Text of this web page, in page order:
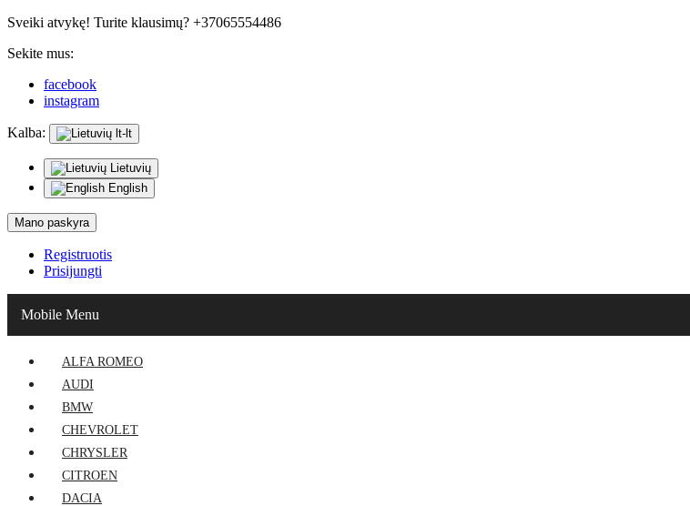
Sveiki atvykę! Turite klausimų? +37065554486
Sekite mus:
facebook
instagram
Kalba: lt-lt
Lietuvių
English
Mano paskyra
Registruotis
Prisijungti
Mobile Menu
ALFA ROMEO
AUDI
BMW
CHEVROLET
CHRYSLER
CITROEN
DACIA